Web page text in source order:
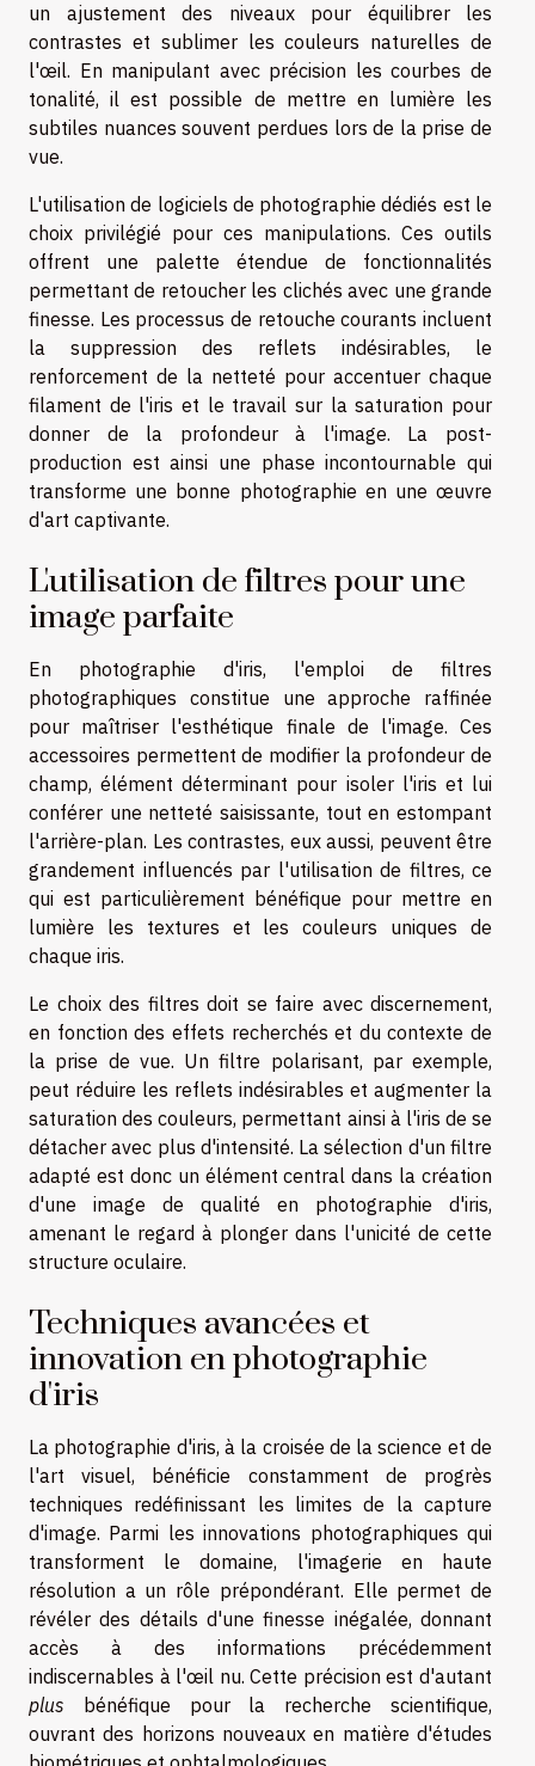
un ajustement des niveauxpour équilibrer les
contrastes et sublimer les couleurs naturelles de
l'œil. En manipulant avec précision les courbes de
tonalité, il est possible de mettre en lumière les
subtiles nuances souvent perdues lors de la prise de
vue.
L'utilisation de logiciels de photographie dédiés est le
choix privilégié pour ces manipulations. Ces outils
offrent une palette étendue de fonctionnalités
permettant de retoucher les clichés avec une grande
finesse. Les processus de retouche courants incluent
la suppression des reflets indésirables, le
renforcement de la netteté pour accentuer chaque
filament de l'iris et le travail sur la saturation pour
donner de la profondeur à l'image. La post-
production est ainsi une phase incontournable qui
transforme une bonne photographie en une œuvre
d'art captivante.
L'utilisation de filtres pour une
image parfaite
En photographie d'iris, l'emploi de filtres
photographiques constitue une approche raffinée
pour maîtriser l'esthétique finale de l'image. Ces
accessoires permettent de modifier la profondeur de
champ, élément déterminant pour isoler l'iris et lui
conférer une netteté saisissante, tout en estompant
l'arrière-plan. Les contrastes, eux aussi, peuvent être
grandement influencés par l'utilisation de filtres, ce
qui est particulièrement bénéfique pour mettre en
lumière les textures et les couleurs uniques de
chaque iris.
Le choix des filtres doit se faire avec discernement,
en fonction des effets recherchés et du contexte de
la prise de vue. Un filtre polarisant, par exemple,
peut réduire les reflets indésirables et augmenter la
saturation des couleurs, permettant ainsi à l'iris de se
détacher avec plus d'intensité. La sélection d'un filtre
adapté est donc un élément central dans la création
d'une image de qualité en photographie d'iris,
amenant le regard à plonger dans l'unicité de cette
structure oculaire.
Techniques avancées et
innovation en photographie
d'iris
La photographie d'iris, à la croisée de la science et de
l'art visuel, bénéficie constamment de progrès
techniques redéfinissant les limites de la capture
d'image. Parmi les innovations photographiques qui
transforment le domaine, l'imagerie en haute
résolution a un rôle prépondérant. Elle permet de
révéler des détails d'une finesse inégalée, donnant
accès à des informations précédemment
indiscernables à l'œil nu. Cette précision est d'autant
plus bénéfique pour la recherche scientifique,
ouvrant des horizons nouveaux en matière d'études